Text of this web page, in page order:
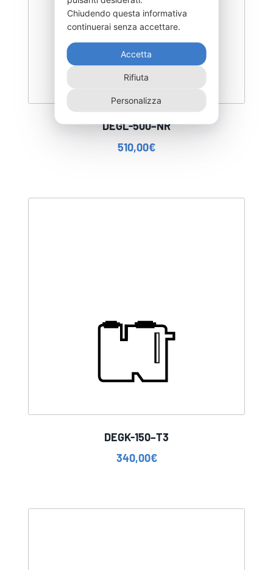
DEGL-500–NR
510,00€
DEGK-150–T3
340,00€
Chiudendo questa informativa
continuerai senza accettare.
Accetta
Rifiuta
Personalizza